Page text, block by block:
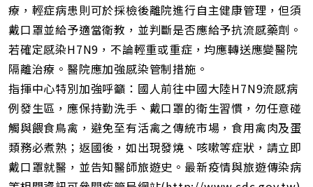
療，輕症病患則可於採檢後離院進行自主健康管理，但須
戴口罩並給予適當衛教，並判斷是否應給予抗流感藥劑。
若確定感染H7N9，不論輕重或重症，均應轉送應變醫院
隔離治療。醫院應加強感染管制措施。
指揮中心特別加強呼籲：國人前往中國大陸H7N9流感病
例發生區，應保持勤洗手、戴口罩的衛生習慣，勿任意碰
觸與餵食鳥禽，避免至有活禽之傳統市場，食用禽肉及蛋
類務必煮熟；返國後，如出現發燒、咳嗽等症狀，請立即
戴口罩就醫，並告知醫師旅遊史。最新疫情與旅遊傳染病